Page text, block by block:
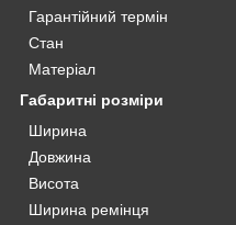
Гарантійний термін
Стан
Матеріал
Габаритні розміри
Ширина
Довжина
Висота
Ширина ремінця